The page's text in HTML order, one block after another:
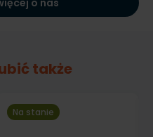
także
Na stanie